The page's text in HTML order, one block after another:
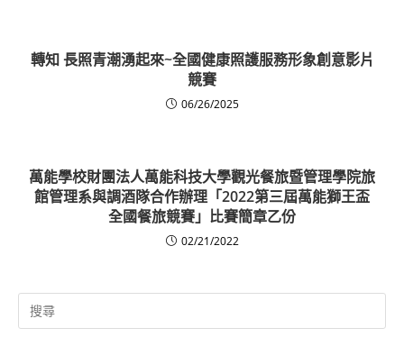
轉知 長照青潮湧起來~全國健康照護服務形象創意影片
競賽
06/26/2025
萬能學校財團法人萬能科技大學觀光餐旅暨管理學院旅
館管理系與調酒隊合作辦理「2022第三屆萬能獅王盃
全國餐旅競賽」比賽簡章乙份
02/21/2022
Search
for: